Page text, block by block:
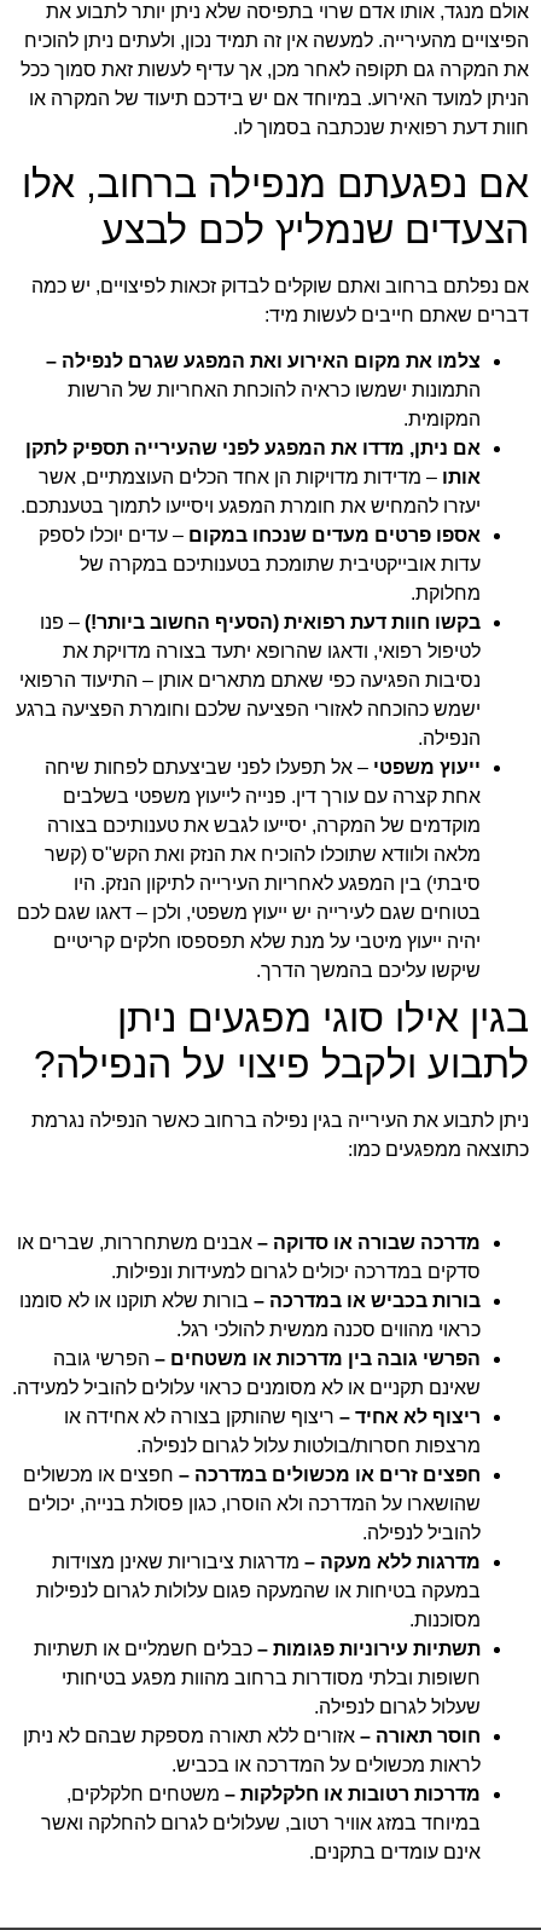
אולם מנגד, אותו אדם שרוי בתפיסה שלא ניתן יותר לתבוע את
הפיצויים מהעירייה. למעשה אין זה תמיד נכון, ולעתים ניתן להוכיח
את המקרה גם תקופה לאחר מכן, אך עדיף לעשות זאת סמוך ככל
הניתן למועד האירוע. במיוחד אם יש בידכם תיעוד של המקרה או
חוות דעת רפואית שנכתבה בסמוך לו.
אם נפגעתם מנפילה ברחוב, אלו
הצעדים שנמליץ לכם לבצע
אם נפלתם ברחוב ואתם שוקלים לבדוק זכאות לפיצויים, יש כמה
דברים שאתם חייבים לעשות מיד:
צלמו את מקום האירוע ואת המפגע שגרם לנפילה –
התמונות ישמשו כראיה להוכחת האחריות של הרשות
המקומית.
אם ניתן, מדדו את המפגע לפני שהעירייה תספיק לתקן
אותו – מדידות מדויקות הן אחד הכלים העוצמתיים, אשר
יעזרו להמחיש את חומרת המפגע ויסייעו לתמוך בטענתכם.
אספו פרטים מעדים שנכחו במקום – עדים יוכלו לספק
עדות אובייקטיבית שתומכת בטענותיכם במקרה של
מחלוקת.
בקשו חוות דעת רפואית (הסעיף החשוב ביותר!) – פנו
לטיפול רפואי, ודאגו שהרופא יתעד בצורה מדויקת את
נסיבות הפגיעה כפי שאתם מתארים אותן – התיעוד הרפואי
ישמש כהוכחה לאזורי הפציעה שלכם וחומרת הפציעה ברגע
הנפילה.
ייעוץ משפטי – אל תפעלו לפני שביצעתם לפחות שיחה
אחת קצרה עם עורך דין. פנייה לייעוץ משפטי בשלבים
מוקדמים של המקרה, יסייעו לגבש את טענותיכם בצורה
מלאה ולוודא שתוכלו להוכיח את הנזק ואת הקש"ס (קשר
סיבתי) בין המפגע לאחריות העירייה לתיקון הנזק. היו
בטוחים שגם לעירייה יש ייעוץ משפטי, ולכן – דאגו שגם לכם
יהיה ייעוץ מיטבי על מנת שלא תפספסו חלקים קריטיים
שיקשו עליכם בהמשך הדרך.
בגין אילו סוגי מפגעים ניתן
לתבוע ולקבל פיצוי על הנפילה?
ניתן לתבוע את העירייה בגין נפילה ברחוב כאשר הנפילה נגרמת
כתוצאה ממפגעים כמו:
מדרכה שבורה או סדוקה – אבנים משתחררות, שברים או
סדקים במדרכה יכולים לגרום למעידות ונפילות.
בורות בכביש או במדרכה – בורות שלא תוקנו או לא סומנו
כראוי מהווים סכנה ממשית להולכי רגל.
הפרשי גובה בין מדרכות או משטחים – הפרשי גובה
שאינם תקניים או לא מסומנים כראוי עלולים להוביל למעידה.
ריצוף לא אחיד – ריצוף שהותקן בצורה לא אחידה או
מרצפות חסרות/בולטות עלול לגרום לנפילה.
חפצים זרים או מכשולים במדרכה – חפצים או מכשולים
שהושארו על המדרכה ולא הוסרו, כגון פסולת בנייה, יכולים
להוביל לנפילה.
מדרגות ללא מעקה – מדרגות ציבוריות שאינן מצוידות
במעקה בטיחות או שהמעקה פגום עלולות לגרום לנפילות
מסוכנות.
תשתיות עירוניות פגומות – כבלים חשמליים או תשתיות
חשופות ובלתי מסודרות ברחוב מהוות מפגע בטיחותי
שעלול לגרום לנפילה.
חוסר תאורה – אזורים ללא תאורה מספקת שבהם לא ניתן
לראות מכשולים על המדרכה או בכביש.
מדרכות רטובות או חלקלקות – משטחים חלקלקים,
במיוחד במזג אוויר רטוב, שעלולים לגרום להחלקה ואשר
אינם עומדים בתקנים.